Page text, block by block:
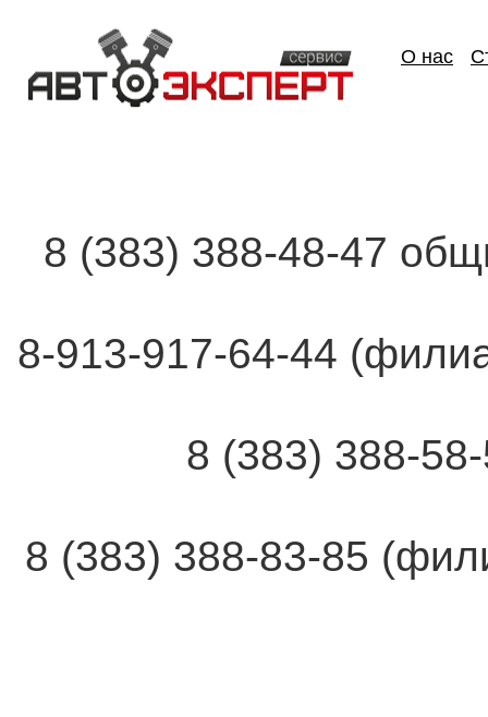
О нас
8 (383) 388-48-47
8-913-917-64-44
8 (383) 388-
8 (383) 388-83-85